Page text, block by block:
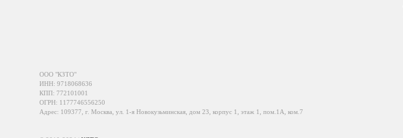
ООО "КЗТО"
ИНН: 9718068636
КПП: 772101001
ОГРН: 1177746556250
Адрес: 109377, г. Москва, ул. 1-я Новокузьминская, дом 23, корпус 1, этаж 1, пом.1А, ком.7